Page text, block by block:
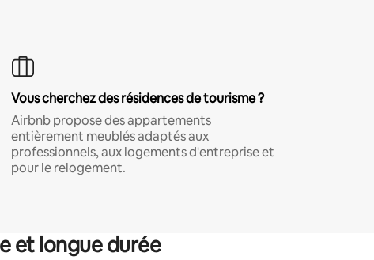
Vous cherchez des résidences de tourisme ?
Airbnb propose des appartements
entièrement meublés adaptés aux
professionnels, aux logements d'entreprise et
pour le relogement.
et longue durée